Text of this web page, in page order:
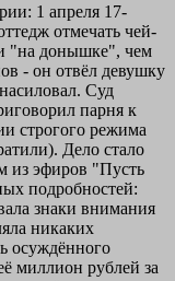
1 апреля 17-
отмечать чей-
"на донышке", чем
- он отвёл девушку
Суд
парня к
строгого режима
Дело стало
из эфиров "Пусть
подробностей:
знаки внимания
никаких
осуждённого
миллион рублей за